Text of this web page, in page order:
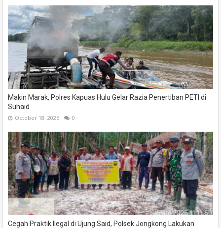
Makin Marak, Polres Kapuas Hulu Gelar Razia Penertiban PETI di
Suhaid
October 18, 2025 0
Cegah Praktik Ilegal di Ujung Said, Polsek Jongkong Lakukan